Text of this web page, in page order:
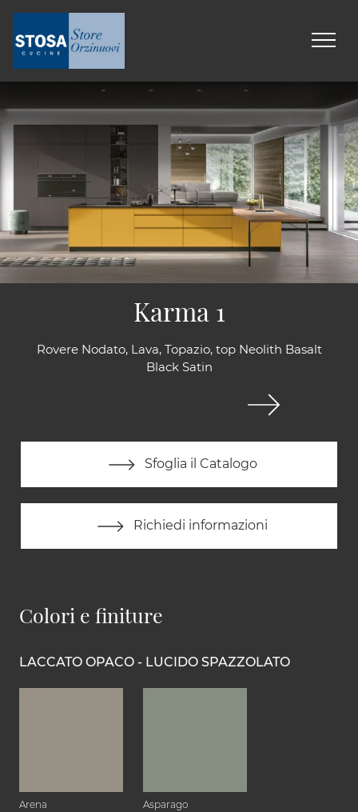
Rovere Nodato, Lava, Topazio, top Neolith Basalt
Black Satin
Sfoglia il Catalogo
Richiedi informazioni
Karma 1
Colori e finiture
LACCATO OPACO - LUCIDO SPAZZOLATO
Arena Asparago